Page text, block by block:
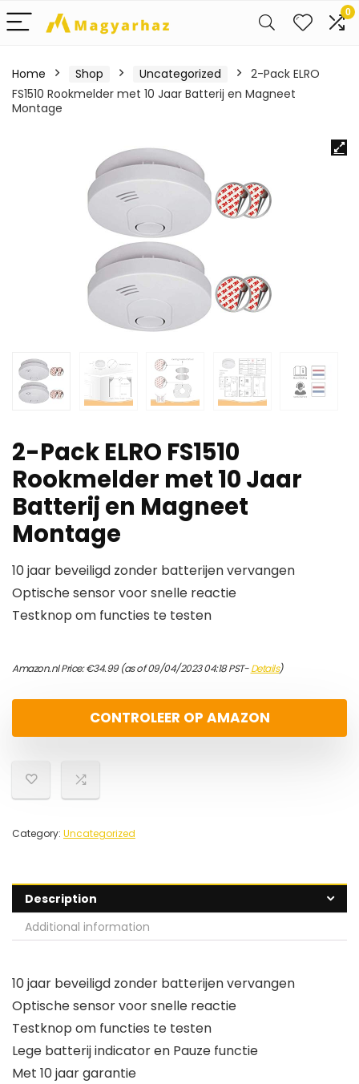
0
Home Shop Uncategorized
2-Pack ELRO
FS1510 Rookmelder met 10 Jaar Batterij en Magneet
Montage
2-Pack ELRO FS1510
Rookmelder met 10 Jaar
Batterij en Magneet
Montage
10 jaar beveiligd zonder batterijen vervangen
Optische sensor voor snelle reactie
Testknop om functies te testen
Amazon.nl Price:€34.99(as of 09/04/2023 04:18 PST-Details)
CONTROLEER OP AMAZON
Category: Uncategorized
Description
Additional information
10 jaar beveiligd zonder batterijen vervangen
Optische sensor voor snelle reactie
Testknop om functies te testen
Lege batterij indicator en Pauze functie
Met 10 jaar garantie